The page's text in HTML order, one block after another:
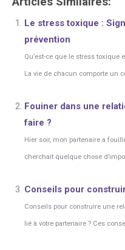
Le stress toxique :
prévention
Qu’est-ce que le stress toxique
La vie de chacun comporte un
Fouiner dans une
faire ?
Hier soir, mon partenaire a
cherchait quelque chose
Conseils pour
Conseils pour construire une
lié à votre partenaire ? Ces